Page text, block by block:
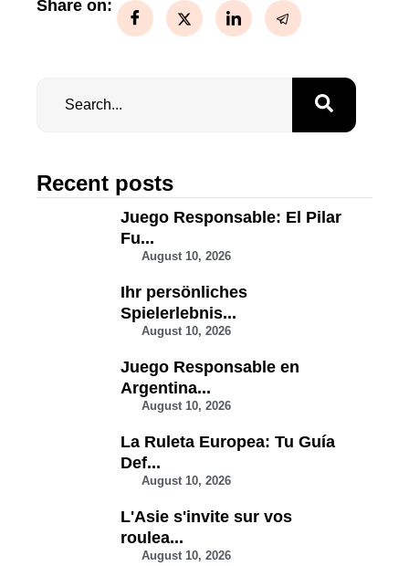
Share on:
Recent posts
Juego Responsable: El Pilar
Fu...
August 10, 2026
Ihr persönliches
Spielerlebnis...
August 10, 2026
Juego Responsable en
Argentina...
August 10, 2026
La Ruleta Europea: Tu Guía
Def...
August 10, 2026
L'Asie s'invite sur vos
roulea...
August 10, 2026